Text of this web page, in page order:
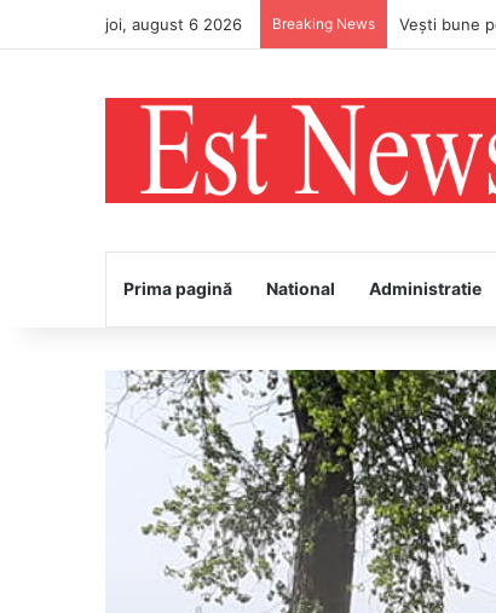
joi, august 6 2026 Breaking News
Prima pagină National Administratie